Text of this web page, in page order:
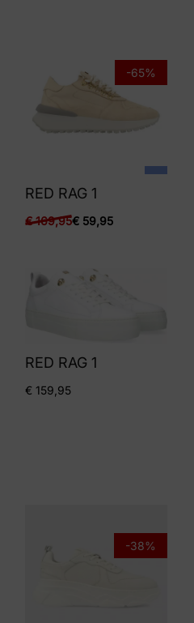
-65%
RED RAG 1
€169,95€ 59,95
RED RAG 1
€ 159,95
-38%